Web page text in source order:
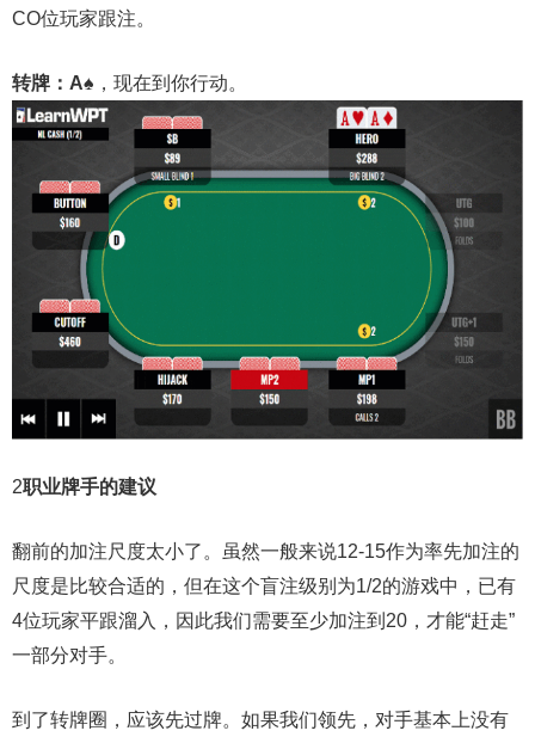
CO位玩家跟注。
转牌：A♠ ，现在到你行动。
2职业牌手的建议
翻前的加注尺度太小了。虽然一般来说12-15作为率先加注的
尺度是比较合适的，但在这个盲注级别为1/2的游戏中，已有
4位玩家平跟溜入，因此我们需要至少加注到20，才能“赶走”
一部分对手。
到了转牌圈，应该先过牌。如果我们领先，对手基本上没有